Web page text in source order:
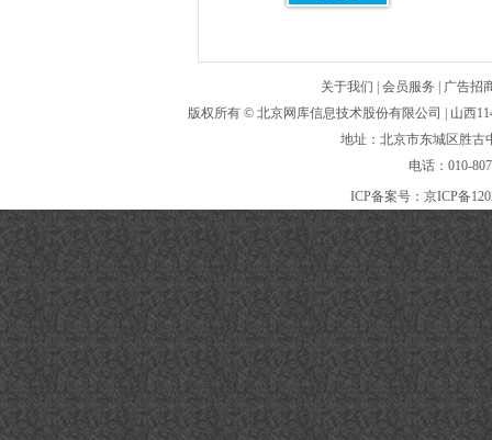
关于我们 会员服务
广告招
版权所有 © 北京网库信息技术股份有限公司
| 山西
地址：北京市东城区胜
电话：010-
ICP备案号： 京ICP备